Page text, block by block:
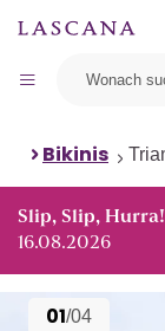
Bikinis
Slip, Slip,
16.08.2026
01/04